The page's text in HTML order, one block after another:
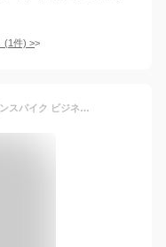
(1件) >
[ゲイナー] 4E 幅広 防水 防滑 耐滑 ピンスパイク ビジネス スノーシューズ スノーブーツ GN0147 メンズ ブラック 25.5 cm